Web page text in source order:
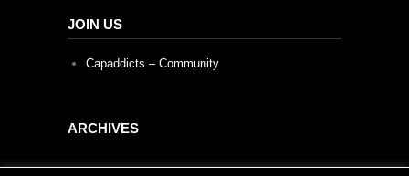
JOIN US
Capaddicts – Community
ARCHIVES
Archives